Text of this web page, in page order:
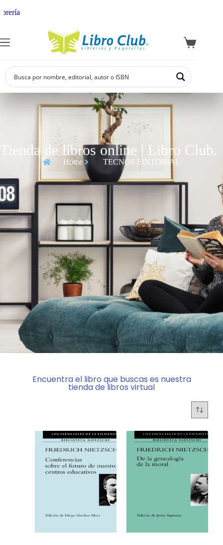
Tienda de libros online | Libro Club.
Home TECNOS EDITORIAL
Encuentra el libro que buscas es nuestra
tienda de libros virtual